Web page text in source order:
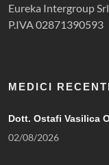
Eureka Intergroup
P.IVA 02871390593
MEDICI
Dott. Ostafi Vasilica
02/08/2026